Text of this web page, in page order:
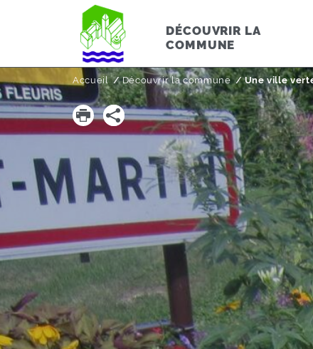
DÉCOUVRIR LA
COMMUNE
Accueil Découvrir la commune Page active :
Une ville